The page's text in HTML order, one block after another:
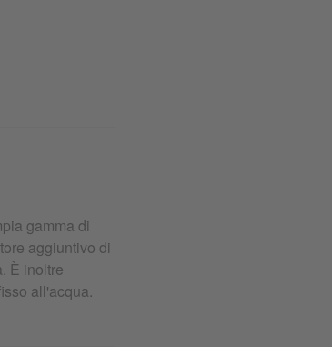
gamma di
aggiuntivo di
È inoltre
all'acqua.